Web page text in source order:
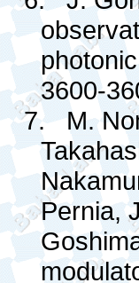
3600-
7.
M.
Pernia,